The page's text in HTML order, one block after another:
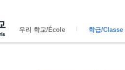
우리 학교/École 학급/Classe